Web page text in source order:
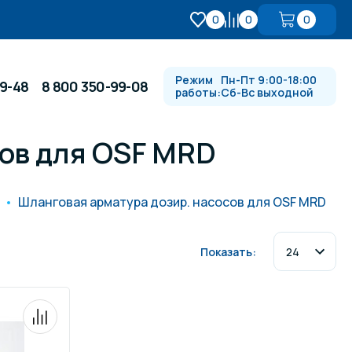
0 0 0
Водопады, водяные пушки и
48 8 800 350-99-08
Режим
работы:
Пн-Пт 9:00-18:00
Сб-Вс выходной
для OSF MRD
Шланговая арматура дозир. насосов для OSF MRD
Показать: